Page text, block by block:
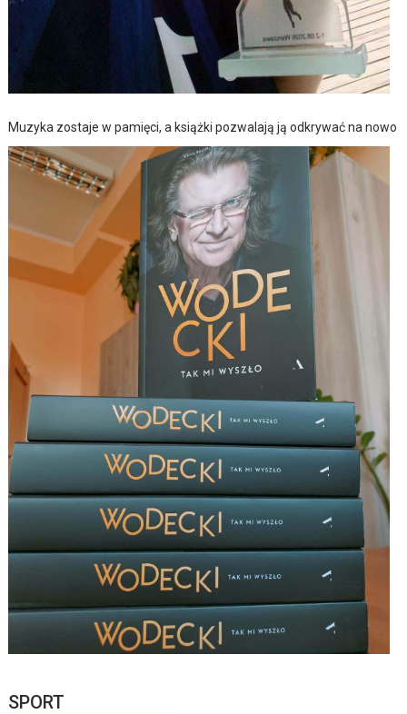
Muzyka zostaje w pamięci, a książki pozwalają ją odkrywać na nowo
SPORT